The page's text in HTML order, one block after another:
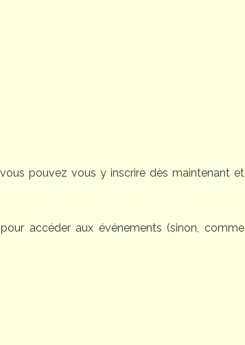
pouvez vous y inscrire dès maintenant et
accéder aux événements (sinon, comme